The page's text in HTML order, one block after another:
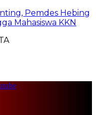
Pemdes Hebing
Mahasiswa KKN